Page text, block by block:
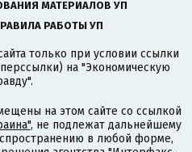
МАТЕРИАЛОВ УП
РАБОТЫ УП
только при условии ссылки
на "Экономическую
на этом сайте со ссылкой
, не подлежат дальнейшему
в любой форме,